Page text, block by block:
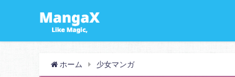
ホーム 少女マンガ